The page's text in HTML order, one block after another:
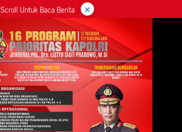
Scroll Untuk Baca Berita ×